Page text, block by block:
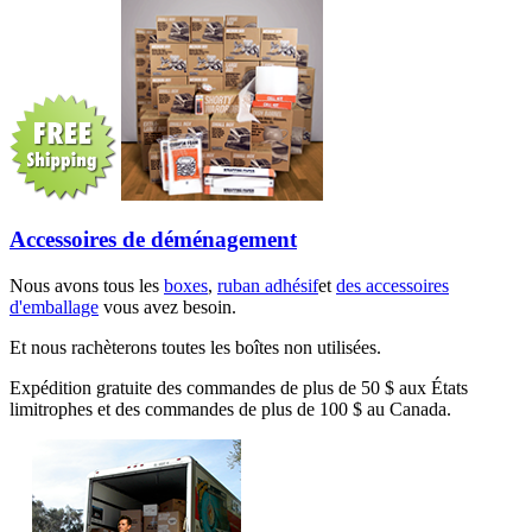
Accessoires de déménagement
Nous avons tous les boxes, ruban adhésifet des accessoires
d'emballage vous avez besoin.
Et nous rachèterons toutes les boîtes non utilisées.
Expédition gratuite des commandes de plus de 50 $ aux États
limitrophes et des commandes de plus de 100 $ au Canada.